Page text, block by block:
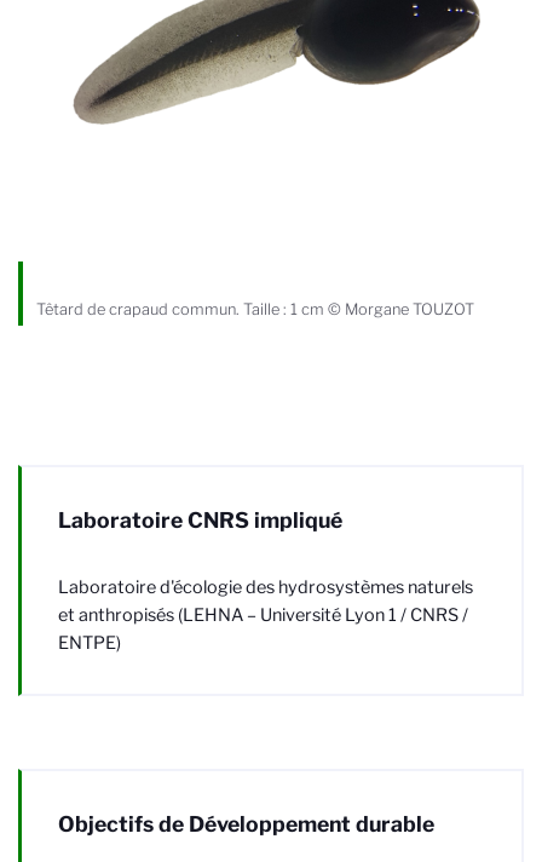
Têtard de crapaud commun. Taille : 1 cm © Morgane TOUZOT
Laboratoire CNRS impliqué
Laboratoire d'écologie des hydrosystèmes naturels
et anthropisés (LEHNA – Université Lyon 1 / CNRS /
ENTPE)
Objectifs de Développement durable